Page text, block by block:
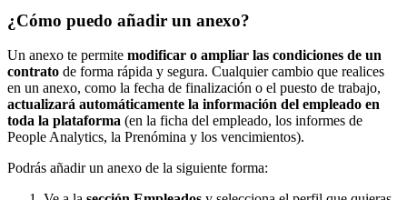
¿Cómo puedo añadir un anexo?
Un anexo te permite modificar o ampliar las condiciones de un
contrato de forma rápida y segura. Cualquier cambio que realices
en un anexo, como la fecha de finalización o el puesto de trabajo,
actualizará automáticamente la información del empleado en
toda la plataforma (en la ficha del empleado, los informes de
People Analytics, la Prenómina y los vencimientos).
Podrás añadir un anexo de la siguiente forma: